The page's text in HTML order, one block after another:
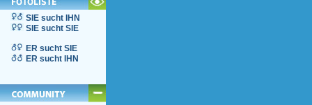
SIE sucht IHN
SIE sucht SIE
ER sucht SIE
ER sucht IHN